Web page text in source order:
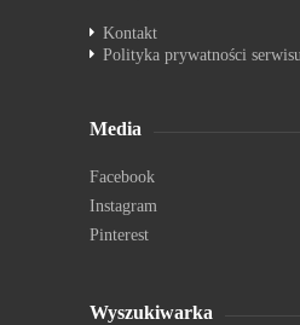
Kontakt
Polityka prywatności
Media
Facebook
Instagram
Pinterest
Wyszukiwarka